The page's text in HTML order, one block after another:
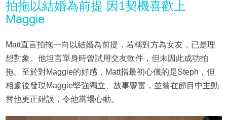
拍拖以結婚為前提 因1契機喜歡上
Maggie
Matt直言拍拖一向以結婚為前提，若稱對方為女友，已是理
想對象。他坦言單身時曾試用交友軟件，但未因此成功拍
拖。至於對Maggie的好感，Matt指最初心儀的是Steph，但
相處後發現Maggie堅強獨立、故事豐富，並曾在節目中主動
替他更正錯誤，令他當場心動。